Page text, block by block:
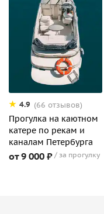
4.9 (66 отзывов)
Прогулка на каютном
катере по рекам и
каналам Петербурга
от 9 000 ₽ за прогулку